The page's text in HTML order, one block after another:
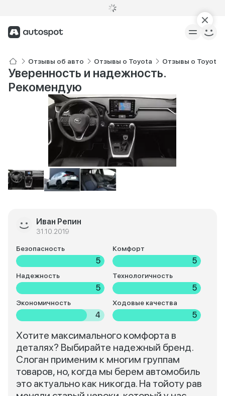
Отзывы об авто Отзывы о Toyota Отзывы о Toyota
Уверенность и надежность.
Рекомендую
Иван Репин
31.10.2019
Безопасность
5
Комфорт
5
Надежность
5
Технологичность
5
Экономичность
4
Ходовые качества
5
Хотите максимального комфорта в
деталях? Выбирайте надежный бренд.
Слоган применим к многим группам
товаров, но, когда мы берем автомобиль
это актуально как никогда. На тойоту рав